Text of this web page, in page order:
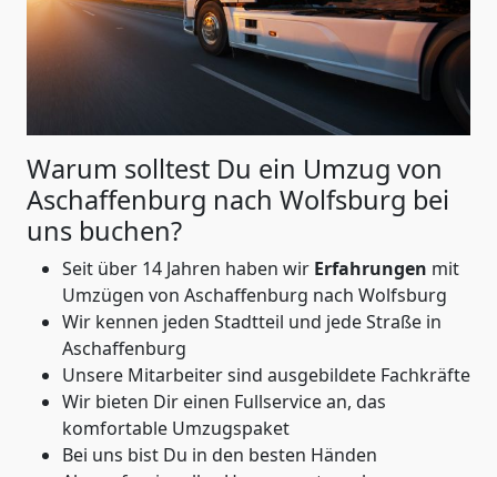
Warum solltest Du ein Umzug von
Aschaffenburg nach Wolfsburg bei
uns buchen?
Seit über 14 Jahren haben wir Erfahrungen mit
Umzügen von Aschaffenburg nach Wolfsburg
Wir kennen jeden Stadtteil und jede Straße in
Aschaffenburg
Unsere Mitarbeiter sind ausgebildete Fachkräfte
Wir bieten Dir einen Fullservice an, das
komfortable Umzugspaket
Bei uns bist Du in den besten Händen